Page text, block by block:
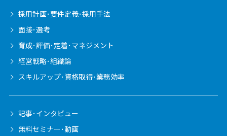
採用計画･要件定義･採用手法
面接･選考
育成･評価･定着･マネジメント
経営戦略･組織論
スキルアップ･資格取得･業務効率
記事･インタビュー
無料セミナー･動画